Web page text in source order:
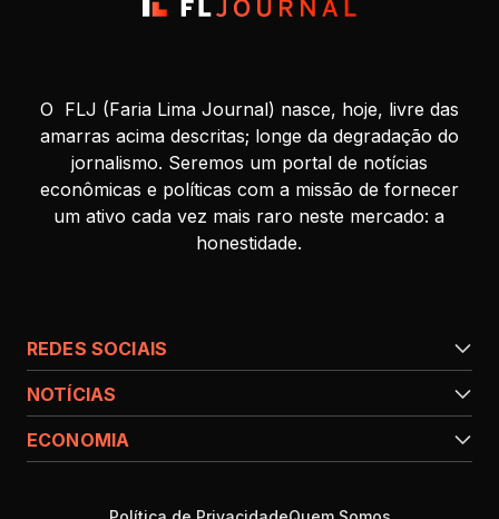
O FLJ (Faria Lima Journal) nasce, hoje, livre das
amarras acima descritas; longe da degradação do
jornalismo. Seremos um portal de notícias
econômicas e políticas com a missão de fornecer
um ativo cada vez mais raro neste mercado: a
honestidade.
REDES SOCIAIS
NOTÍCIAS
ECONOMIA